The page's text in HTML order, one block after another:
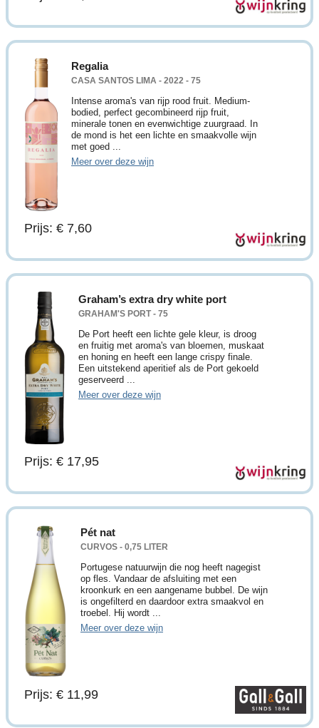
Regalia
CASA SANTOS LIMA - 2022 - 75
Intense aroma's van rijp rood fruit. Medium-
bodied, perfect gecombineerd rijp fruit,
minerale tonen en evenwichtige zuurgraad. In
de mond is het een lichte en smaakvolle wijn
met goed ...
Meer over deze wijn
Prijs: € 7,60
Graham’s extra dry white port
GRAHAM'S PORT - 75
De Port heeft een lichte gele kleur, is droog
en fruitig met aroma's van bloemen, muskaat
en honing en heeft een lange crispy finale.
Een uitstekend aperitief als de Port gekoeld
geserveerd ...
Meer over deze wijn
Prijs: € 17,95
Pét nat
CURVOS - 0,75 LITER
Portugese natuurwijn die nog heeft nagegist
op fles. Vandaar de afsluiting met een
kroonkurk en een aangename bubbel. De wijn
is ongefilterd en daardoor extra smaakvol en
troebel. Hij wordt ...
Meer over deze wijn
Prijs: € 11,99